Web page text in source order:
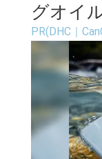
グオイ
強い味
PR(DHC｜